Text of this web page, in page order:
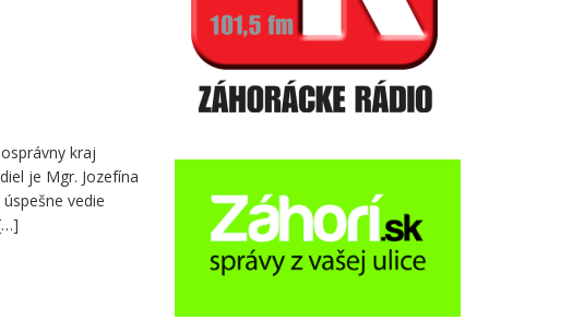
kraj
je Mgr. Jozefína
vedie